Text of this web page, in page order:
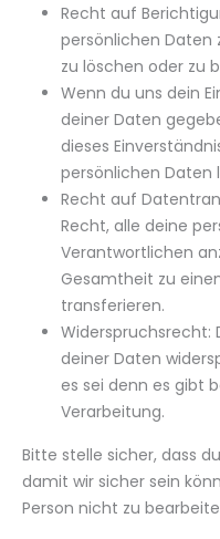
Recht auf
persönlichen Daten
zu löschen oder zu
Wenn du uns dein
deiner Daten
dieses
persönlichen Daten
Recht auf
Recht, alle deine
Verantwortlichen
Gesamtheit zu
transferieren.
Widerspruchsrecht:
deiner Daten
es sei denn es gibt
Verarbeitung.
Bitte stelle sicher, dass
damit wir sicher sein
Person nicht zu